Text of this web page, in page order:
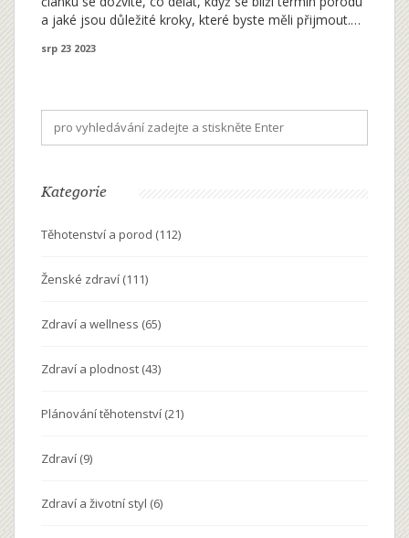
a jaké jsou důležité kroky, které byste měli přijmout.
jak podpořit klid a pohodu, který tak potřebujete. Je
srp 23 2023
Kategorie
Těhotenství a porod (112)
Ženské zdraví (111)
Zdraví a wellness (65)
Zdraví a plodnost (43)
Plánování těhotenství (21)
Zdraví (9)
Zdraví a životní styl (6)